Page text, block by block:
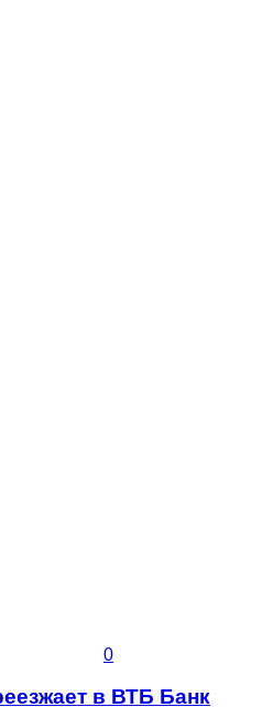
0
в ВТБ Банк